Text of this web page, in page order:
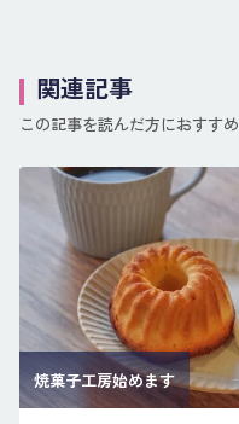
関連記事
この記事を読んだ方におすすめ
焼菓子工房始めます